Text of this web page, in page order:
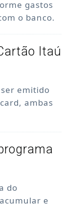
gastos
o banco.
Itaú
emitido
ambas
do
e